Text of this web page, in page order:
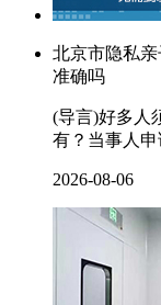
北京市隐私
准确吗
(导言)好多人
有？当事人
2026-08-06